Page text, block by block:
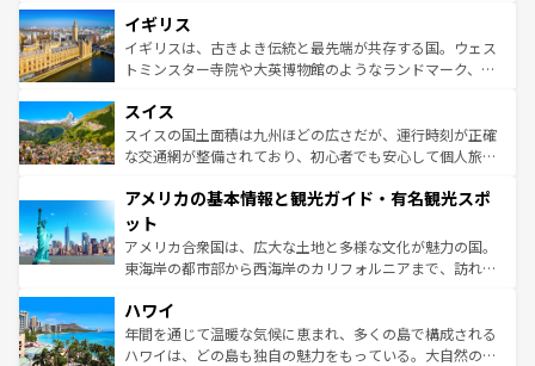
香り高いラベンダー畑など、多彩な楽しみ方が可能だ。さ
らに、パリ以外の地域にも魅力が溢れており、どの街角に
も豊かな歴史と文化が息づいている。パリ以外の個性あふ
を参照してほしい。
顔を持つこの国は、どこを歩いても飽きることがない。ベ
ルリンの文化的活気、バイエルン州のアルプスの絶景、そ
してライン川沿いのワイン畑といった風景は必見。ビール
は、お酒好きな人にはぜひ体験してほしい。 なお、新着の
ドイツ情報はコンテンツ一覧を参照してほしい。
イギリス
イギリスは、古きよき伝統と最先端が共存する国。ウェス
トミンスター寺院や大英博物館のようなランドマーク、歴
リアごとに異なる魅力がある。また、優雅なアフタヌーン
ティー、ビール好きにはたまらない英国パブ、サッカー観
戦など、本場だからこそできる体験も豊富。イギリスを旅
ンツ一覧を参照してほしい。
スイス
スイスの国土面積は九州ほどの広さだが、運行時刻が正確
な交通網が整備されており、初心者でも安心して個人旅行
の建物がそのまま残る町や、スイスならではのユニークな
博物館もあり、アルプス観光だけでなく町歩きも満喫する
ことができる。国民の所得が高いため物価も高いが、旅行
者向けの交通パス提供のサービスもあり、うまく活用すれ
着のスイス情報は
アメリカの基本情報と観光ガイド・有名観光スポ
ット
アメリカ合衆国は、広大な土地と多様な文化が魅力の国。
東海岸の都市部から西海岸のカリフォルニアまで、訪れる
のような巨大都市は、観光、ショッピング、エンターテイ
ンメントが詰まった刺激的なスポットだ。一方、アメリカ
西部には大自然が広がり、グランドキャニオンやイエロー
ハワイ
年間を通じて温暖な気候に恵まれ、多くの島で構成される
ハワイは、どの島も独自の魅力をもっている。大自然の神